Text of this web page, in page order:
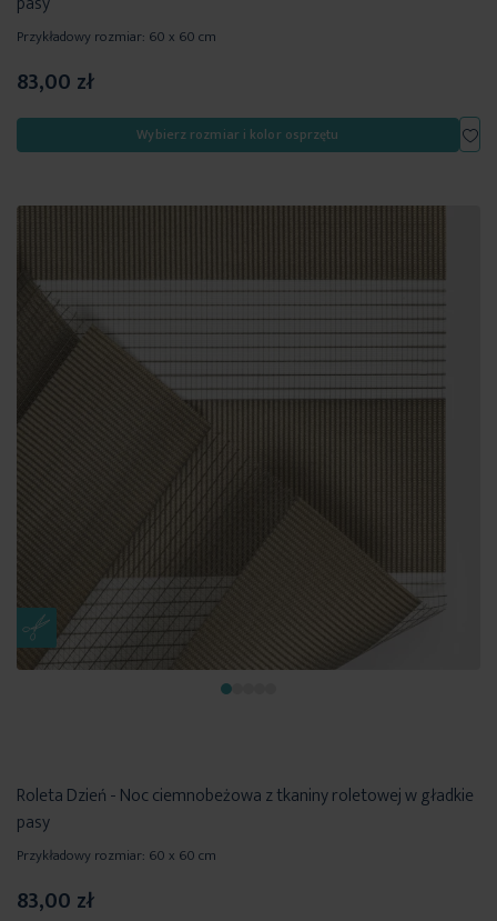
Przykładowy rozmiar: 60 x 60 cm
83,00 zł
Wybierz rozmiar i kolor osprzętu
Roleta Dzień - Noc ciemnobeżowa z tkaniny roletowej w gładkie
pasy
Przykładowy rozmiar: 60 x 60 cm
83,00 zł